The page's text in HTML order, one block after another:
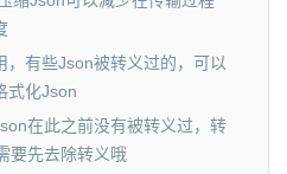
有些Json被转义过的，可以
式化Json
在此之前没有被转义过，转
要先去除转义哦